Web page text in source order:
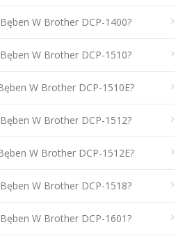
W Brother DCP-1400?
W Brother DCP-1510?
W Brother DCP-1510E?
W Brother DCP-1512?
W Brother DCP-1512E?
W Brother DCP-1518?
W Brother DCP-1601?